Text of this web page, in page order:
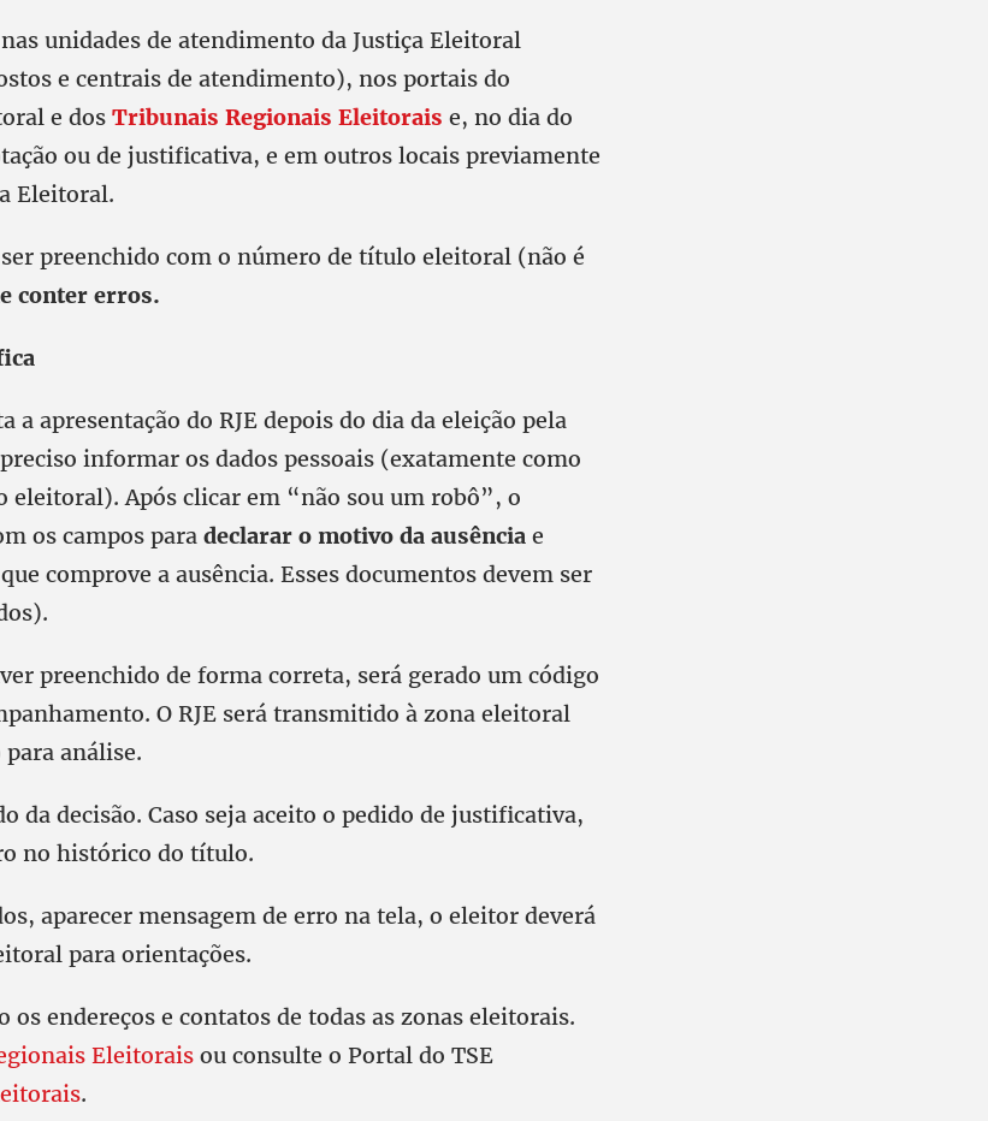
unidades de atendimento da Justiça Eleitoral
e centrais de atendimento), nos portais do
e dos Tribunais Regionais Eleitorais e, no dia do
ou de justificativa, e em outros locais previamente
Eleitoral.
preenchido com o número de título eleitoral (não é
conter erros.
apresentação do RJE depois do dia da eleição pela
informar os dados pessoais (exatamente como
eleitoral). Após clicar em “não sou um robô”, o
os campos para declarar o motivo da ausência e
que comprove a ausência. Esses documentos devem ser
preenchido de forma correta, será gerado um código
O RJE será transmitido à zona eleitoral
análise.
da decisão. Caso seja aceito o pedido de justificativa,
no histórico do título.
aparecer mensagem de erro na tela, o eleitor deverá
para orientações.
os endereços e contatos de todas as zonas eleitorais.
Eleitorais ou consulte o Portal do TSE
.